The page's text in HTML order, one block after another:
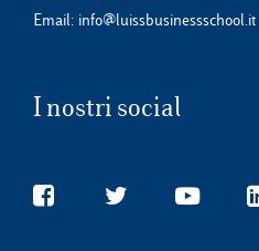
Email: info@luissbusinessschool.it
I nostri social